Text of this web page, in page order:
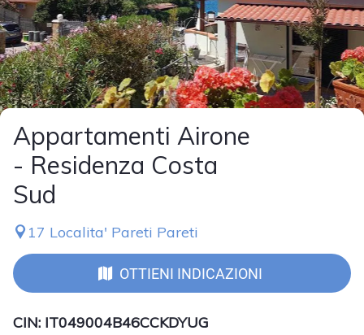
Appartamenti Airone
- Residenza Costa
Sud
17 Localita' Pareti Pareti
OTTIENI INDICAZIONI
CIN: IT049004B46CCKDYUG